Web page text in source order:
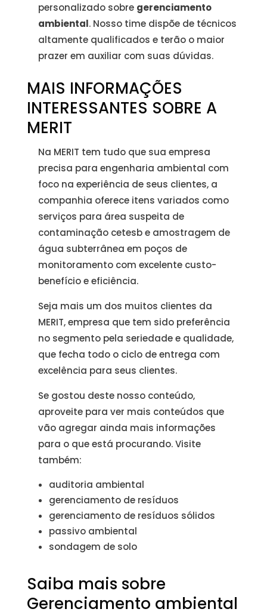
personalizado sobre gerenciamento
ambiental. Nosso time dispõe de técnicos
altamente qualificados e terão o maior
prazer em auxiliar com suas dúvidas.
MAIS INFORMAÇÕES
INTERESSANTES SOBRE A
MERIT
Na MERIT tem tudo que sua empresa
precisa para engenharia ambiental com
foco na experiência de seus clientes, a
companhia oferece itens variados como
serviços para área suspeita de
contaminação cetesb e amostragem de
água subterrânea em poços de
monitoramento com excelente custo-
benefício e eficiência.
Seja mais um dos muitos clientes da
MERIT, empresa que tem sido preferência
no segmento pela seriedade e qualidade,
que fecha todo o ciclo de entrega com
excelência para seus clientes.
Se gostou deste nosso conteúdo,
aproveite para ver mais conteúdos que
vão agregar ainda mais informações
para o que está procurando. Visite
também:
auditoria ambiental
gerenciamento de resíduos
gerenciamento de resíduos sólidos
passivo ambiental
sondagem de solo
Saiba mais sobre
Gerenciamento ambiental